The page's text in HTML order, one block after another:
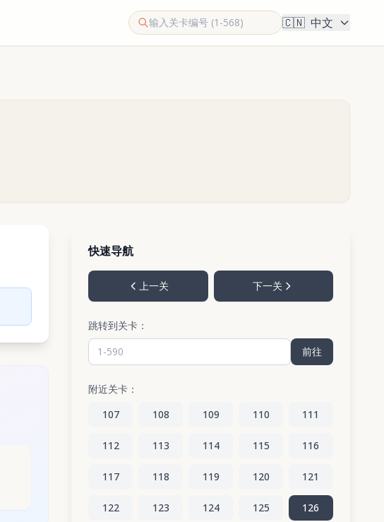
🇨🇳 中文
快速导航
上一关 下一关
跳转到关卡：
前往
附近关卡：
107
108 109 110 111
112 113 114 115 116
117 118 119 120 121
122 123 124 125 126